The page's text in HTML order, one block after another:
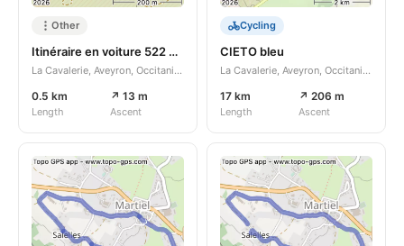
Other
Itinéraire en voiture 522 m 16/03/2026
La Cavalerie, Aveyron, Occitanie, FR
0.5 km
Length
↗ 13 m
Ascent
Cycling
CIETO bleu
La Cavalerie, Aveyron, Occitanie, FR
17 km
Length
↗ 206 m
Ascent